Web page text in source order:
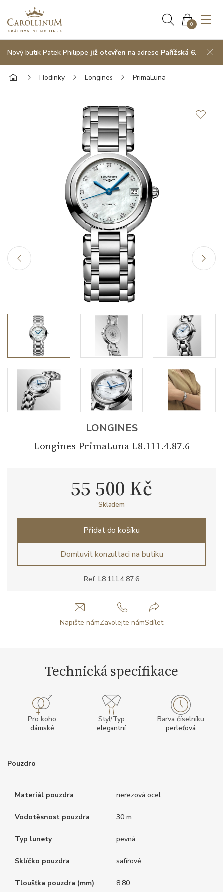
0
Nový butik Patek Philippe již otevřen na adrese Pařížská 6.
Hodinky Longines PrimaLuna
LONGINES
Longines PrimaLuna L8.111.4.87.6
Ref: L8.111.4.87.6
55 500 Kč
Skladem
Přidat do košíku
Domluvit konzultaci na butiku
Napište námZavolejte námSdílet
Technická specifikace
Pro koho
dámské
Styl/Typ
elegantní
Barva číselníku
perleťová
Pouzdro
Materiál pouzdra nerezová ocel
Vodotěsnost pouzdra 30 m
Typ lunety pevná
Sklíčko pouzdra safírové
Tloušťka pouzdra (mm) 8.80